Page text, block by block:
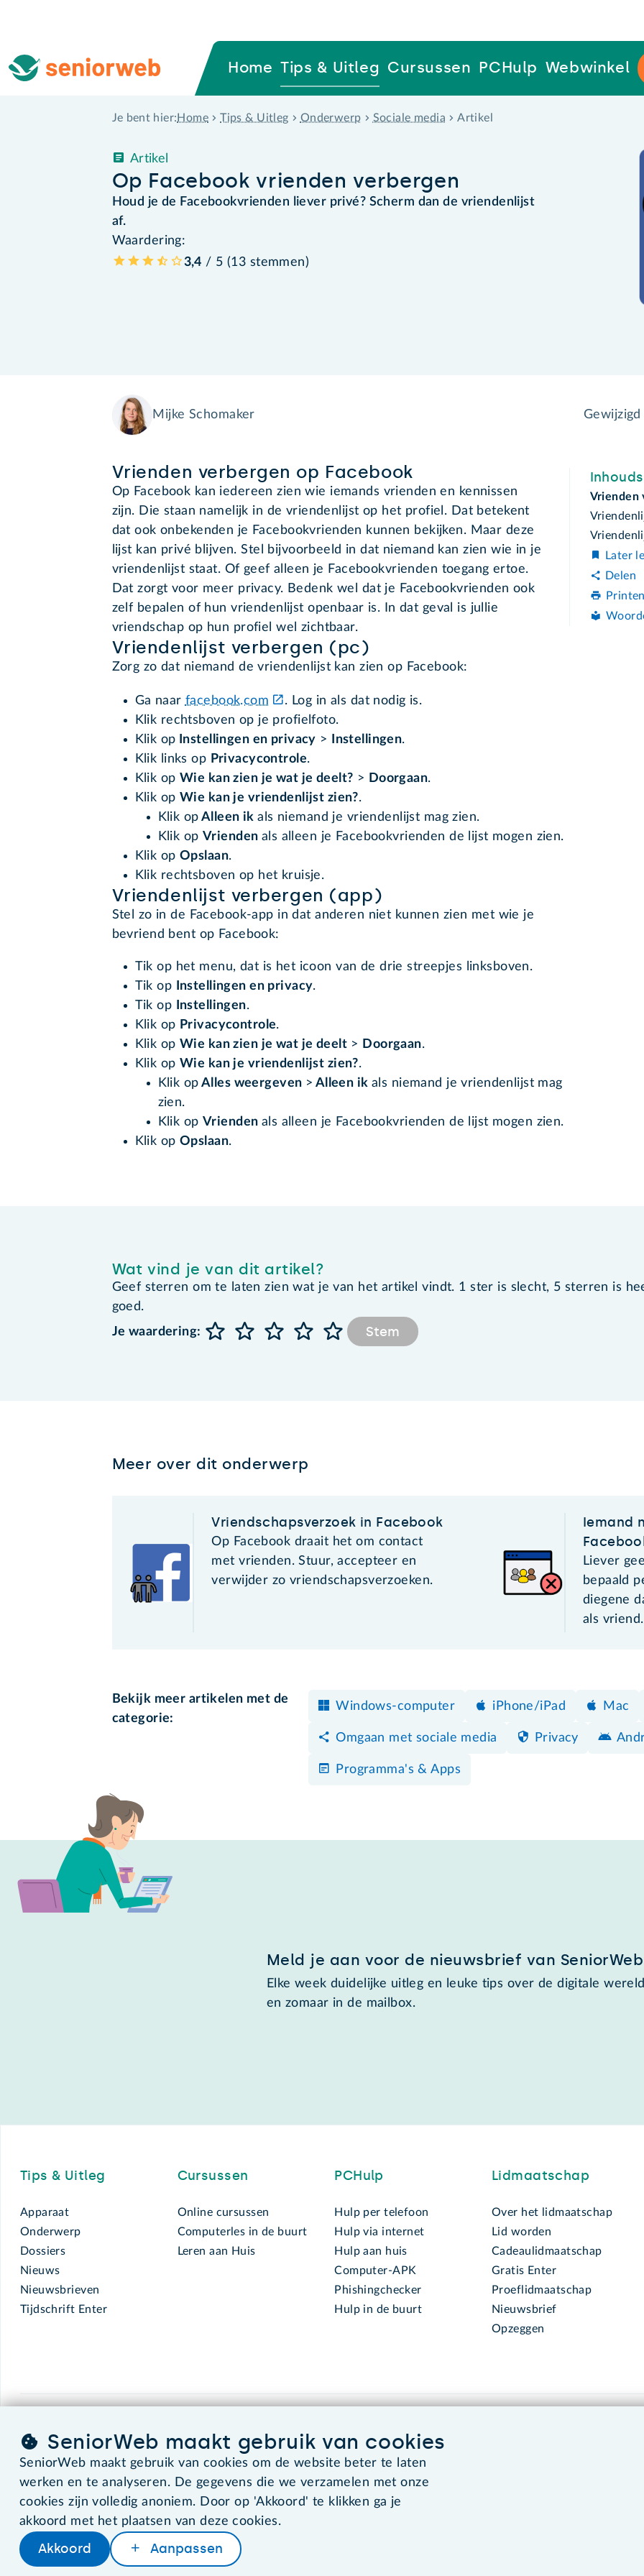
Home Tips & Uitleg Cursussen PCHulp Webwinkel
Je bent hier: Home Tips & Uitleg Onderwerp Sociale media Artikel
Op Facebook vrienden verbergen
Artikel
Houd je de Facebookvrienden liever privé? Scherm dan de vriendenlijst
af.
Waardering:
3,4 / 5 (13 stemmen)
Mijke Schomaker
Vrienden verbergen op Facebook
Op Facebook kan iedereen zien wie iemands vrienden en kennissen
zijn. Die staan namelijk in de vriendenlijst op het profiel. Dat betekent
dat ook onbekenden je Facebookvrienden kunnen bekijken. Maar deze
lijst kan privé blijven. Stel bijvoorbeeld in dat niemand kan zien wie in je
vriendenlijst staat. Of geef alleen je Facebookvrienden toegang ertoe.
Dat zorgt voor meer privacy. Bedenk wel dat je Facebookvrienden ook
zelf bepalen of hun vriendenlijst openbaar is. In dat geval is jullie
vriendschap op hun profiel wel zichtbaar.
Vriendenlijst verbergen (pc)
Zorg zo dat niemand de vriendenlijst kan zien op Facebook:
Ga naar facebook.com
. Log in als dat nodig is.
Klik rechtsboven op je profielfoto.
Klik op Instellingen en privacy > Instellingen.
Klik links op Privacycontrole.
Klik op Wie kan zien je wat je deelt? > Doorgaan.
Klik op Wie kan je vriendenlijst zien?.
Klik op Alleen ikals niemand je vriendenlijst mag zien.
Klik op Vrienden als alleen je Facebookvrienden de lijst mogen zien.
Klik op Opslaan.
Klik rechtsboven op het kruisje.
Vriendenlijst verbergen (app)
Stel zo in de Facebook-app in dat anderen niet kunnen zien met wie je
bevriend bent op Facebook:
Tik op het menu, dat is het icoon van de drie streepjes linksboven.
Tik op
Instellingen en privacy.
Tik op
Instellingen.
Klik op Privacycontrole.
Klik op Wie kan zien je wat je deelt > Doorgaan.
Klik op Wie kan je vriendenlijst zien?.
Klik op Alles weergeven > Alleen ik als niemand je vriendenlijst mag
zien.
Klik op Vrienden als alleen je Facebookvrienden de lijst mogen zien.
Klik op Opslaan.
Vrienden
Later
Delen
Wat vind je van dit artikel?
Geef sterren om te laten zien wat je van het artikel vindt. 1 ster is slecht, 5 sterren is
goed.
Je waardering:
Stem
Meer over dit onderwerp
Vriendschapsverzoek in Facebook
Op Facebook draait het om contact
met vrienden. Stuur, accepteer en
verwijder zo vriendschapsverzoeken.
Iemand
Liever
bepaald
diegene
als vriend.
Bekijk meer artikelen met de
categorie:
Windows-computer iPhone/iPad Mac
Omgaan met sociale media Privacy
Programma's & Apps
Meld je aan voor de nieuwsbrief van SeniorWeb
Elke week duidelijke uitleg en leuke tips over de digitale
en zomaar in de mailbox.
Tips & Uitleg
Apparaat
Onderwerp
Dossiers
Nieuws
Nieuwsbrieven
Tijdschrift Enter
Cursussen
Online cursussen
Computerles in de buurt
Leren aan Huis
PCHulp
Hulp per telefoon
Hulp via internet
Hulp aan huis
Computer-APK
Phishingchecker
Hulp in de buurt
Lidmaatschap
Over het lidmaatschap
Lid worden
Cadeaulidmaatschap
Gratis Enter
Proeflidmaatschap
Nieuwsbrief
Opzeggen
SeniorWeb. De computerhulp voor u.
©2026 SeniorWeb
SeniorWeb maakt gebruik van cookies
SeniorWeb maakt gebruik van cookies om de website beter te laten
werken en te analyseren. De gegevens die we verzamelen met onze
cookies zijn volledig anoniem. Door op 'Akkoord' te klikken ga je
akkoord met het plaatsen van deze cookies.
Akkoord Aanpassen